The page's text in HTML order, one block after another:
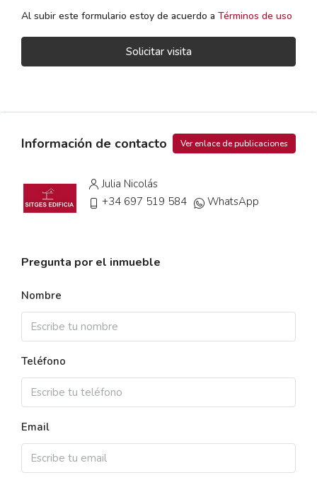
Al subir este formulario estoy de acuerdo a Términos de uso
Solicitar visita
Información de contacto Ver enlace de publicaciones
Julia Nicolás
+34 697 519 584
WhatsApp
Pregunta por el inmueble
Nombre
Teléfono
Email